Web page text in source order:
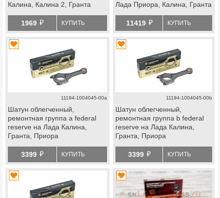
Калина, Калина 2, Гранта
1969 й КУПИТЬ
Лада Приора, Калина, Гранта
11419 й КУПИТЬ
11194-1004045-00a
Шатун облегченный,
ремонтная группа a federal
reserve на Лада Калина,
Гранта, Приора
3399 й КУПИТЬ
11194-1004045-00b
Шатун облегченный,
ремонтная группа b federal
reserve на Лада Калина,
Гранта, Приора
3399 й КУПИТЬ